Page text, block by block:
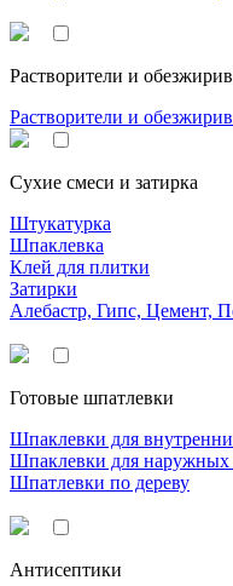
Растворители и
Растворители и
Сухие смеси и затирка
Штукатурка
Шпаклевка
Клей для плитки
Затирки
Алебастр, Гипс, Цемент,
Готовые шпатлевки
Шпаклевки для
Шпаклевки для наружных
Шпатлевки по дереву
Антисептики